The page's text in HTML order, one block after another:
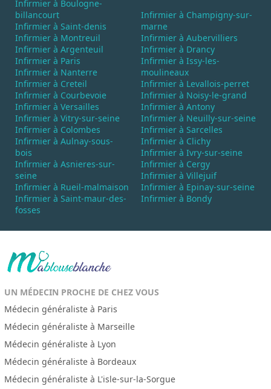
Infirmier à Boulogne-
billancourt
Infirmier à Saint-denis
Infirmier à Montreuil
Infirmier à Argenteuil
Infirmier à Paris
Infirmier à Nanterre
Infirmier à Creteil
Infirmier à Courbevoie
Infirmier à Versailles
Infirmier à Vitry-sur-seine
Infirmier à Colombes
Infirmier à Aulnay-sous-
bois
Infirmier à Asnieres-sur-
seine
Infirmier à Rueil-malmaison
Infirmier à Saint-maur-des-
fosses
Infirmier à Champigny-sur-
marne
Infirmier à Aubervilliers
Infirmier à Drancy
Infirmier à Issy-les-
moulineaux
Infirmier à Levallois-perret
Infirmier à Noisy-le-grand
Infirmier à Antony
Infirmier à Neuilly-sur-seine
Infirmier à Sarcelles
Infirmier à Clichy
Infirmier à Ivry-sur-seine
Infirmier à Cergy
Infirmier à Villejuif
Infirmier à Epinay-sur-seine
Infirmier à Bondy
UN MÉDECIN PROCHE DE CHEZ VOUS
Médecin généraliste à Paris
Médecin généraliste à Marseille
Médecin généraliste à Lyon
Médecin généraliste à Bordeaux
Médecin généraliste à L'isle-sur-la-Sorgue